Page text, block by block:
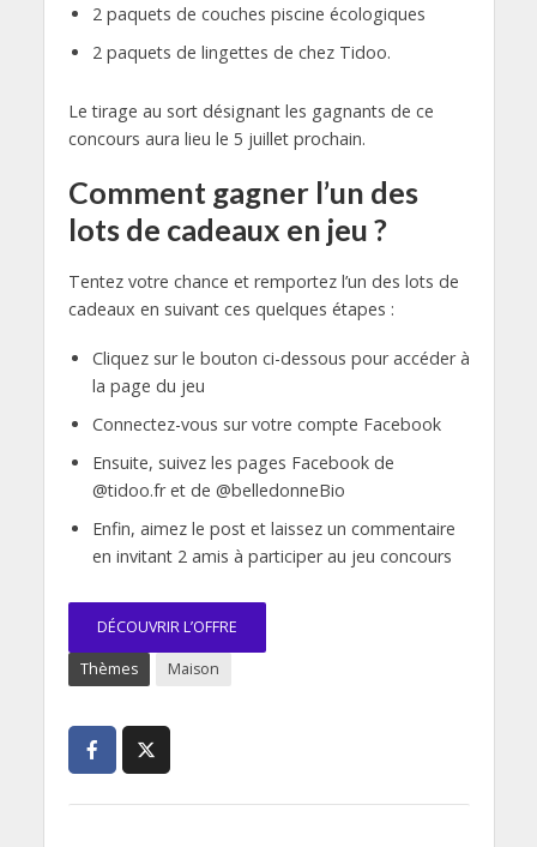
2 paquets de couches piscine écologiques
2 paquets de lingettes de chez Tidoo.
Le tirage au sort désignant les gagnants de ce
concours aura lieu le 5 juillet prochain.
Comment gagner l’un des
lots de cadeaux en jeu ?
Tentez votre chance et remportez l’un des lots de
cadeaux en suivant ces quelques étapes :
Cliquez sur le bouton ci-dessous pour accéder à
la page du jeu
Connectez-vous sur votre compte Facebook
Ensuite, suivez les pages Facebook de
@tidoo.fr et de @belledonneBio
Enfin, aimez le post et laissez un commentaire
en invitant 2 amis à participer au jeu concours
DÉCOUVRIR L’OFFRE
Thèmes Maison